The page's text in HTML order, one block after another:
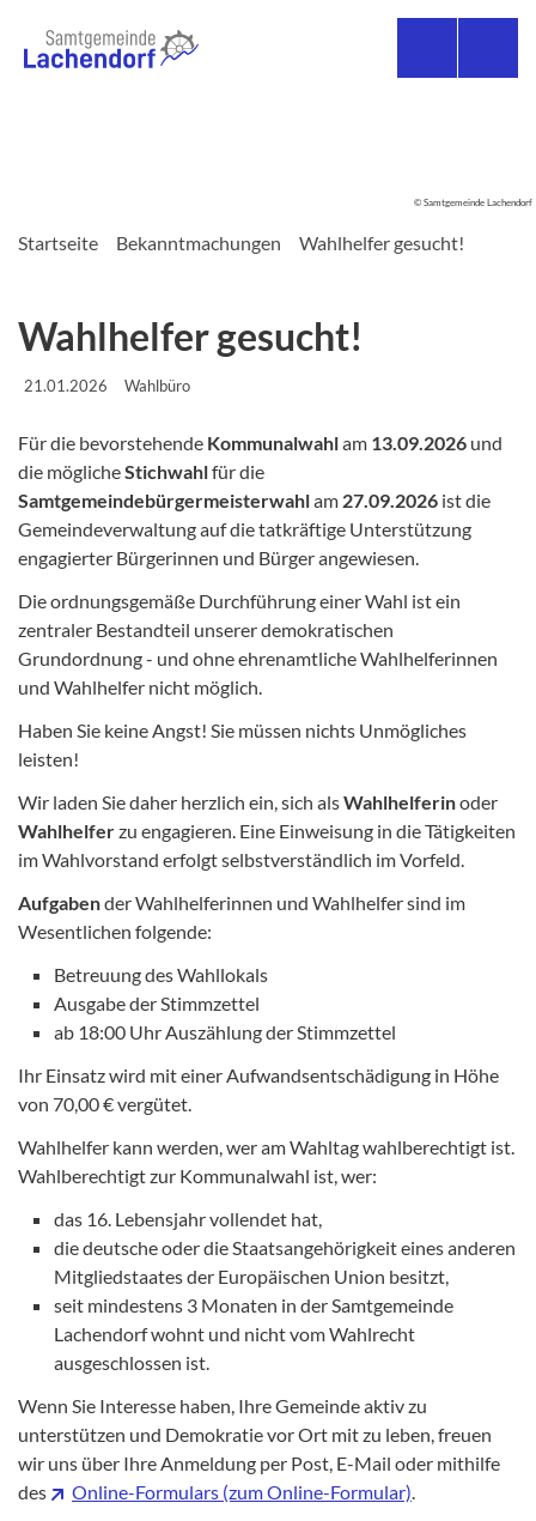
© Samtgemeinde Lachendorf
Startseite Bekanntmachungen Wahlhelfer gesucht!
Wahlhelfer gesucht!
21.01.2026 Wahlbüro
Für die bevorstehende Kommunalwahlam 13.09.2026 und
die möglicheStichwahlfür die
Samtgemeindebürgermeisterwahlam 27.09.2026 ist die
Gemeindeverwaltung auf die tatkräftige Unterstützung
engagierter Bürgerinnen und Bürger angewiesen.
Die ordnungsgemäße Durchführung einer Wahl ist ein
zentraler Bestandteil unserer demokratischen
Grundordnung - und ohne ehrenamtliche Wahlhelferinnen
und Wahlhelfer nicht möglich.
Haben Sie keine Angst! Sie müssen nichts Unmögliches
leisten!
Wir laden Sie daher herzlich ein, sich alsWahlhelferinoder
Wahlhelferzu engagieren. Eine Einweisung in die Tätigkeiten
im Wahlvorstand erfolgt selbstverständlich im Vorfeld.
Aufgabender Wahlhelferinnen und Wahlhelfer sind im
Wesentlichen folgende:
Betreuung des Wahllokals
Ausgabe der Stimmzettel
ab 18:00 Uhr Auszählung der Stimmzettel
Ihr Einsatz wird mit einer Aufwandsentschädigung in Höhe
von 70,00 € vergütet.
Wahlhelfer kann werden, wer am Wahltag wahlberechtigt ist.
Wahlberechtigt zur Kommunalwahl ist, wer:
das 16. Lebensjahr vollendet hat,
die deutsche oder die Staatsangehörigkeit eines anderen
Mitgliedstaates der Europäischen Union besitzt,
seit mindestens 3 Monaten in der Samtgemeinde
Lachendorf wohnt und nicht vom Wahlrecht
ausgeschlossen ist.
Wenn Sie Interesse haben, Ihre Gemeinde aktiv zu
unterstützen und Demokratie vor Ort mit zu leben, freuen
wir uns über Ihre Anmeldung per Post, E-Mail oder mithilfe
des
Online-Formulars (zum Online-Formular)